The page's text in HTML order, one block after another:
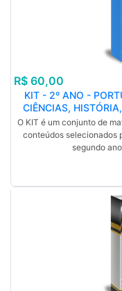
R$ 60,00
KIT - 2º ANO -
CIÊNCIAS,
O KIT é um conjunto de
conteúdos selecionados
segundo